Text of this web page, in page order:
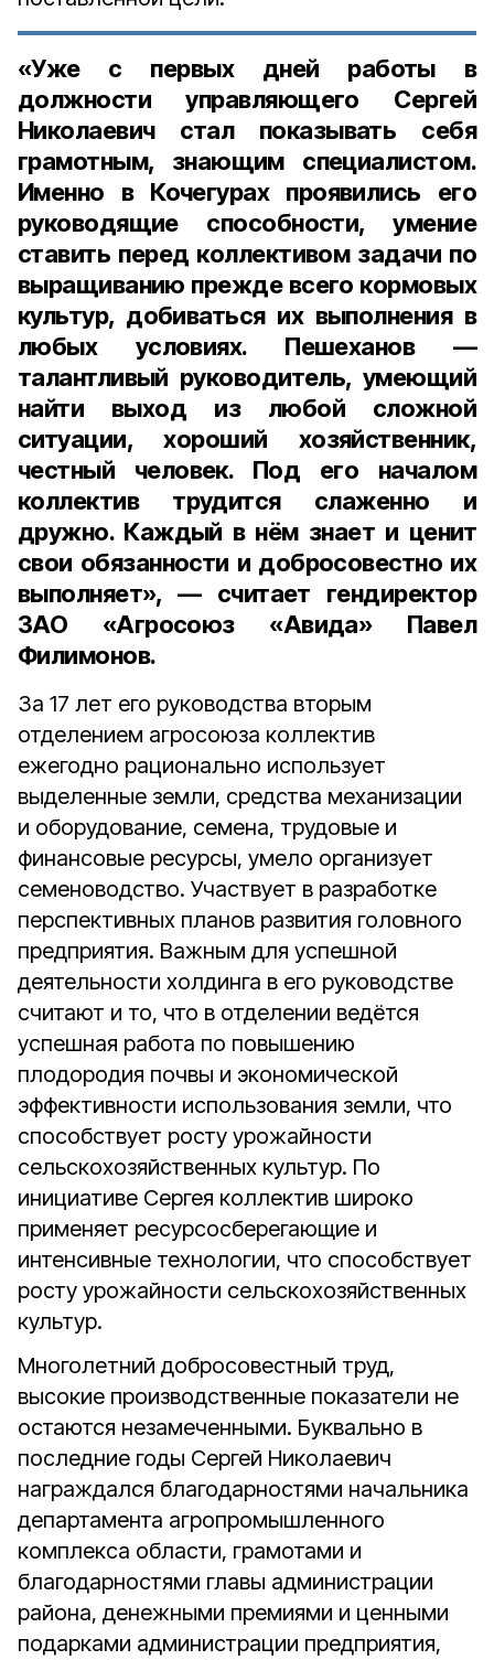
«Уже с первых дней работы в
должности управляющего Сергей
Николаевич стал показывать себя
грамотным, знающим специалистом.
Именно в Кочегурах проявились его
руководящие способности, умение
ставить перед коллективом задачи по
выращиванию прежде всего кормовых
культур, добиваться их выполнения в
любых условиях. Пешеханов —
талантливый руководитель, умеющий
найти выход из любой сложной
ситуации, хороший хозяйственник,
честный человек. Под его началом
коллектив трудится слаженно и
дружно. Каждый в нём знает и ценит
свои обязанности и добросовестно их
выполняет», — считает гендиректор
ЗАО «Агросоюз «Авида» Павел
Филимонов.
За 17 лет его руководства вторым
отделением агросоюза коллектив
ежегодно рационально использует
выделенные земли, средства механизации
и оборудование, семена, трудовые и
финансовые ресурсы, умело организует
семеноводство. Участвует в разработке
перспективных планов развития головного
предприятия. Важным для успешной
деятельности холдинга в его руководстве
считают и то, что в отделении ведётся
успешная работа по повышению
плодородия почвы и экономической
эффективности использования земли, что
способствует росту урожайности
сельскохозяйственных культур. По
инициативе Сергея коллектив широко
применяет ресурсосберегающие и
интенсивные технологии, что способствует
росту урожайности сельскохозяйственных
культур.
Многолетний добросовестный труд,
высокие производственные показатели не
остаются незамеченными. Буквально в
последние годы Сергей Николаевич
награждался благодарностями начальника
департамента агропромышленного
комплекса области, грамотами и
благодарностями главы администрации
района, денежными премиями и ценными
подарками администрации предприятия,